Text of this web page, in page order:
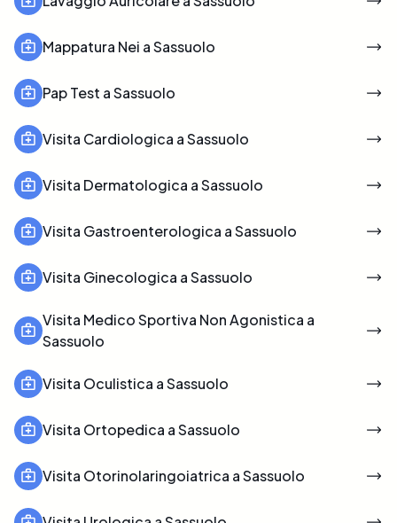
Mappatura Nei a Sassuolo
Pap Test a Sassuolo
Visita Cardiologica a Sassuolo
Visita Dermatologica a Sassuolo
Visita Gastroenterologica a Sassuolo
Visita Ginecologica a Sassuolo
Visita Medico Sportiva Non Agonistica a
Sassuolo
Visita Oculistica a Sassuolo
Visita Ortopedica a Sassuolo
Visita Otorinolaringoiatrica a Sassuolo